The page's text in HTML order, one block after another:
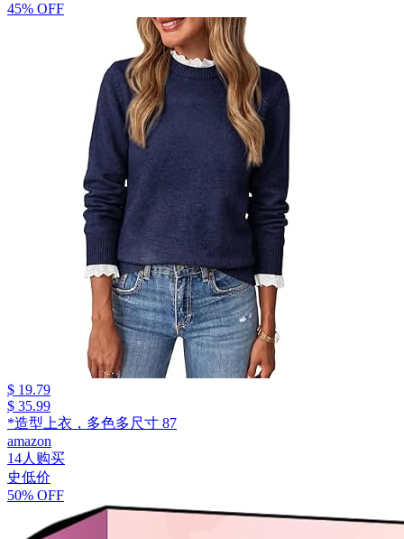
45% OFF
$ 19.79
$ 35.99
*造型上衣，多色多尺寸 87
amazon
14人购买
史低价
50% OFF